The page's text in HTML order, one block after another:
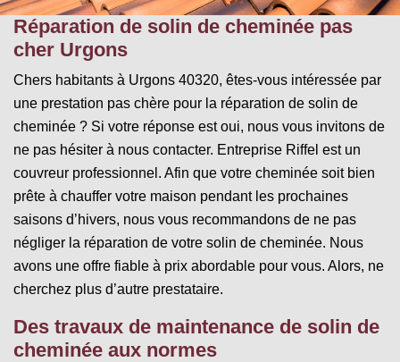
Réparation de solin de cheminée pas
cher Urgons
Chers habitants à Urgons 40320, êtes-vous intéressée par
une prestation pas chère pour la réparation de solin de
cheminée ? Si votre réponse est oui, nous vous invitons de
ne pas hésiter à nous contacter. Entreprise Riffel est un
couvreur professionnel. Afin que votre cheminée soit bien
prête à chauffer votre maison pendant les prochaines
saisons d’hivers, nous vous recommandons de ne pas
négliger la réparation de votre solin de cheminée. Nous
avons une offre fiable à prix abordable pour vous. Alors, ne
cherchez plus d’autre prestataire.
Des travaux de maintenance de solin de
cheminée aux normes